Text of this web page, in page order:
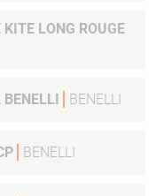
RESERVOIR RECHARGEABLE KITE LONG ROUGE
BENELLI
BENELLI